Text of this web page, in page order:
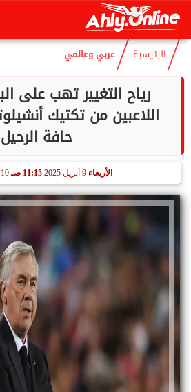
الإثنين
الرئيسية عربي وعالمي
رياح التغيير تهب على
اللاعبين من تكتيك
حافة الرحيل
الأربعاء 11:15 صـ 10 شوال 1446